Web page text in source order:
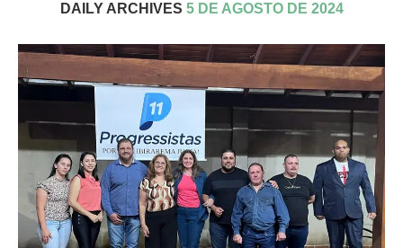
DAILY ARCHIVES 5 DE AGOSTO DE 2024